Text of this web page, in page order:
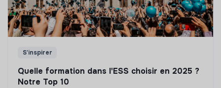
S'inspirer
Quelle formation dans l'ESS choisir en 2025 ?
Notre Top 10